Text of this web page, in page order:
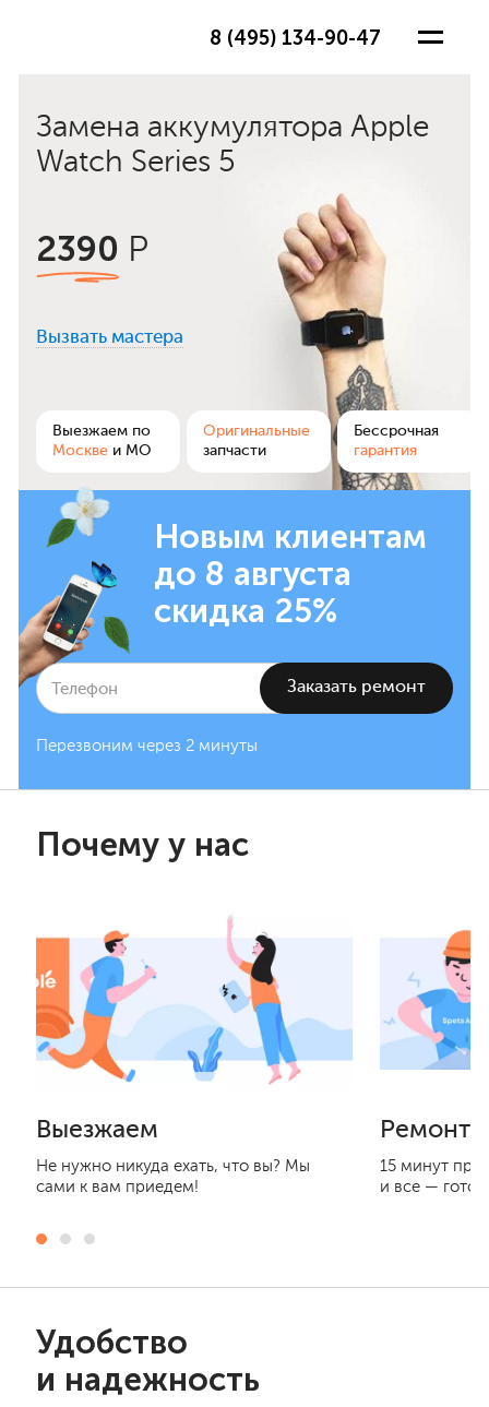
8 (495) 134-90-47
Замена аккумулятора Apple
Watch Series 5
2390 Р
Вызвать мастера
Выезжаем по
Москве и МО
Оригинальные
запчасти
Бессрочная
гарантия
Новым клиентам
до 8 августа
скидка 25%
Перезвоним через 2 минуты
Почему у нас
Выезжаем
Не нужно никуда ехать, что вы? Мы
сами к вам приедем!
15 минут
и все —
Удобство
и надежность